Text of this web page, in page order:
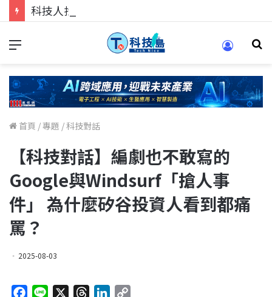
科技人找工作，就到TECH+ 科技專區!
首頁 /專題 /科技對話
【科技對話】編劇也不敢寫的
Google與Windsurf「搶人事
件」 為什麼矽谷投資人看到都痛
罵？
2025-08-03